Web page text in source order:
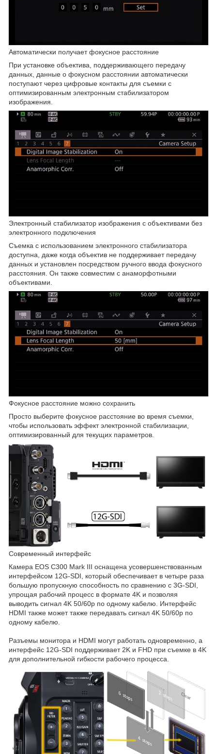
Автоматически получает фокусное расстояние
При установке объектива, поддерживающего передачу
данных, данные о фокусном расстоянии автоматически
поступают через цифровые контакты для съемки с
оптимизированным электронным стабилизатором
изображения.
Электронный стабилизатор изображения с объективами без
электронного подключения
Съемка с использованием электронного стабилизатора
доступна, даже когда объектив не поддерживает передачу
данных и установлен посредством ручного ввода фокусного
расстояния. Он также совместим с анаморфотными
объективами.
Фокусное расстояние можно сохранить
Просто выберите фокусное расстояние во время съемки,
чтобы использовать эффект электронной стабилизации,
оптимизированный для текущих параметров.
Современный интерфейс
Камера EOS C300 Mark III оснащена усовершенствованным
интерфейсом 12G-SDI, который обеспечивает в четыре раза
большую пропускную способность по сравнению с 3G-SDI,
упрощая рабочий процесс в формате 4K и позволяя
выводить сигнал 4K 50/60p по одному кабелю. Интерфейс
HDMI также может также передавать сигнал 4K 50/60p по
одному кабелю.
Разъемы монитора и HDMI могут работать одновременно, а
интерфейс 12G-SDI поддерживает 2K и FHD при съемке в 4K
для дополнительной гибкости рабочего процесса.